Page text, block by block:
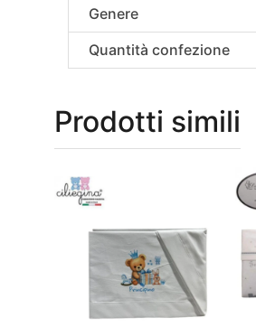
Genere
Quantità confezione
Prodotti simili